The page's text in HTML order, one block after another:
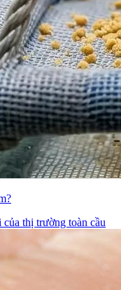
thị trường toàn cầu